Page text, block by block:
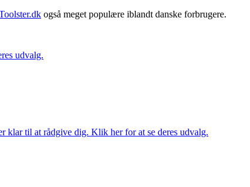
også meget populære iblandt danske forbrugere.
udvalg.
klar til at rådgive dig. Klik her for at se deres udvalg.